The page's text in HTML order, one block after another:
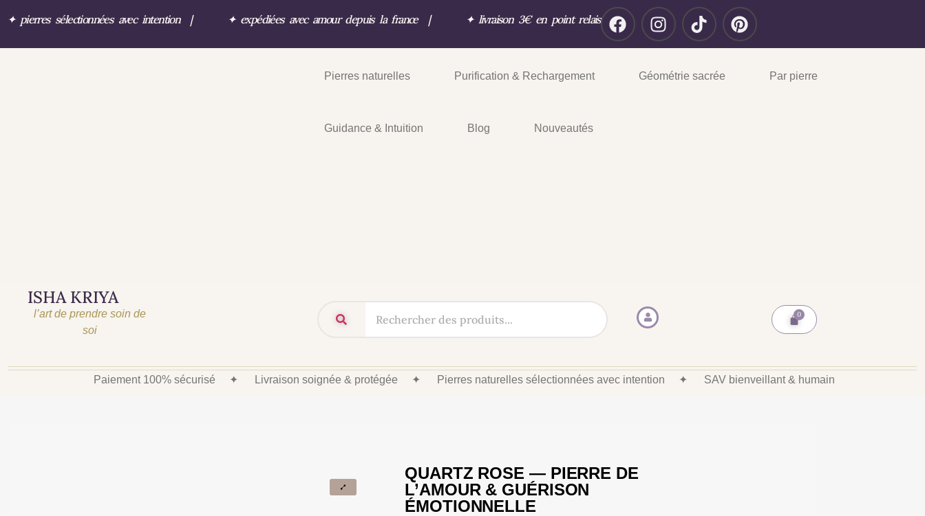
✦ pierres sélectionnées avec intention | ✦ expédiées avec amour depuis la france | ✦ livraison 3€ en point relais
Pierres naturelles Purification & Rechargement Géométrie sacrée Par pierre
Guidance & Intuition Blog Nouveautés
ISHA KRIYA
l’art de prendre soin de
soi
Paiement 100% sécurisé ✦ Livraison soignée & protégée ✦ Pierres naturelles sélectionnées avec intention ✦ SAV bienveillant & humain
QUARTZ ROSE — PIERRE DE
L’AMOUR & GUÉRISON
ÉMOTIONNELLE